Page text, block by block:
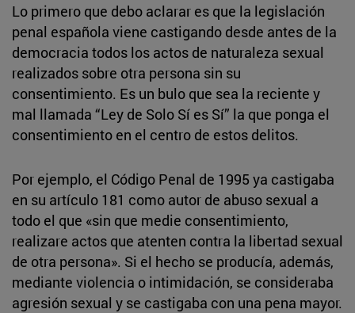
Lo primero que debo aclarar es que la legislación
penal española viene castigando desde antes de la
democracia todos los actos de naturaleza sexual
realizados sobre otra persona sin su
consentimiento. Es un bulo que sea la reciente y
mal llamada “Ley de Solo Sí es Sí” la que ponga el
consentimiento en el centro de estos delitos.
Por ejemplo, el Código Penal de 1995 ya castigaba
en su artículo 181 como autor de abuso sexual a
todo el que «sin que medie consentimiento,
realizare actos que atenten contra la libertad sexual
de otra persona». Si el hecho se producía, además,
mediante violencia o intimidación, se consideraba
agresión sexual y se castigaba con una pena mayor.